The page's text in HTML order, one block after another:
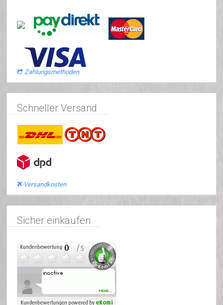
Zahlungsmethoden
Schneller Versand
Versandkosten
Sicher einkaufen